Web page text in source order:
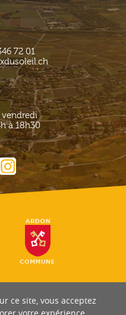
72 01
à 18h30
ce site, vous acceptez